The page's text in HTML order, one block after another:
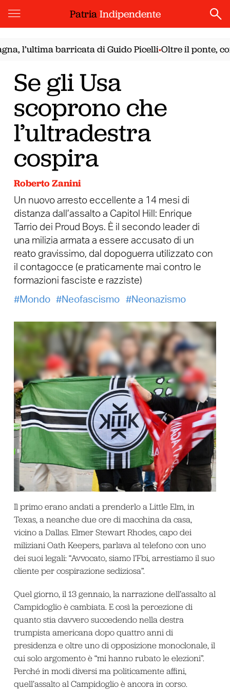
PatriaIndipendente
barricata di Guido Picelli•Oltre il ponte, con il
Se gli Usa
scoprono che
l’ultradestra
cospira
Roberto Zanini
Un nuovo arresto eccellente a 14 mesi di
distanza dall’assalto a Capitol Hill: Enrique
Tarrio dei Proud Boys. È il secondo leader di
una milizia armata a essere accusato di un
reato gravissimo, dal dopoguerra utilizzato con
il contagocce (e praticamente mai contro le
formazioni fasciste e razziste)
Mondo
Neofascismo Neonazismo
Il primo erano andati a prenderlo a Little Elm, in
Texas, a neanche due ore di macchina da casa,
vicino a Dallas. Elmer Stewart Rhodes, capo dei
miliziani Oath Keepers, parlava al telefono con uno
dei suoi legali: “Avvocato, siamo l’Fbi, arrestiamo il suo
cliente per cospirazione sediziosa”.
Quel giorno, il 13 gennaio, la narrazione dell’assalto al
Campidoglio è cambiata. E così la percezione di
quanto stia davvero succedendo nella destra
trumpista americana dopo quattro anni di
presidenza e oltre uno di opposizione monoclonale, il
cui solo argomento è “mi hanno rubato le elezioni”.
Perché in modi diversi ma politicamente affini,
quell’assalto al Campidoglio è ancora in corso.